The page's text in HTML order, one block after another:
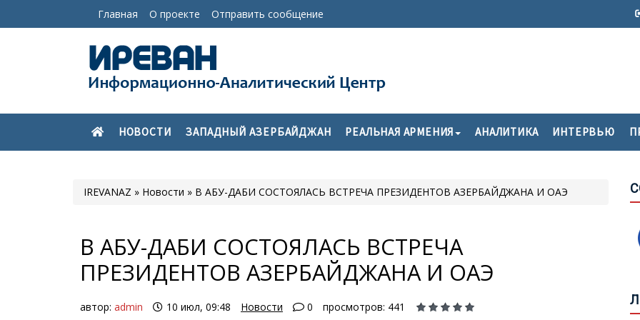
Главная О проекте Отправить сообщение
НОВОСТИ ЗАПАДНЫЙ АЗЕРБАЙДЖАН РЕАЛЬНАЯ АРМЕНИЯ АНАЛИТИКА ИНТЕРВЬЮ
IREVANAZ » Новости » В АБУ-ДАБИ СОСТОЯЛАСЬ ВСТРЕЧА ПРЕЗИДЕНТОВ АЗЕРБАЙДЖАНА И ОАЭ
В АБУ-ДАБИ СОСТОЯЛАСЬ ВСТРЕЧА
ПРЕЗИДЕНТОВ АЗЕРБАЙДЖАНА И ОАЭ
автор: admin 10 июл, 09:48 Новости 0 просмотров: 441